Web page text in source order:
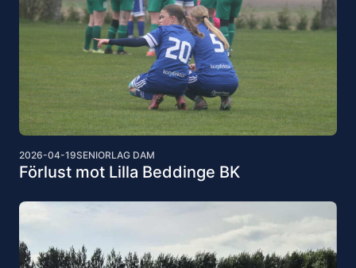
2026-04-19SENIORLAG DAM
Förlust mot Lilla Beddinge BK